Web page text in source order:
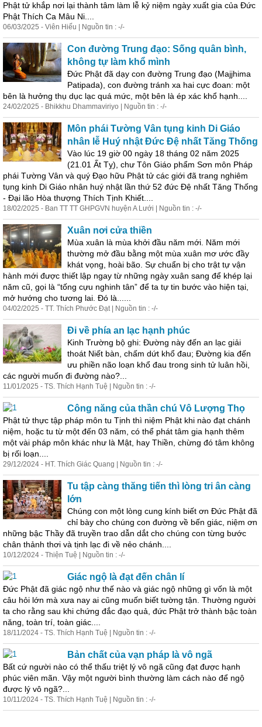
Phật tử khắp nơi lại thành tâm làm lễ kỷ niệm ngày xuất gia của Đức
Phật Thích Ca Mâu Ni....
06/03/2025 - Viên Hiếu | Nguồn tin : -/-
Con đường Trung đạo: Sống quân bình,
không tự làm khổ mình
Đức Phật đã dạy con đường Trung đạo (Majjhima
Patipada), con đường tránh xa hai cực đoan: một
bên là hưởng thụ dục lạc quá mức, một bên là ép xác khổ hạnh....
24/02/2025 - Bhikkhu Dhammaviriyo | Nguồn tin : -/-
Môn phái Tường Vân tụng kinh Di Giáo
nhân lễ Huý nhật Đức Đệ nhất Tăng Thống
Vào lúc 19 giờ 00 ngày 18 tháng 02 năm 2025
(21.01 Ất Tỵ), chư Tôn Giáo phẩm Sơn môn Pháp
phái Tường Vân và quý Đạo hữu Phật tử các giới đã trang nghiêm
tụng kinh Di Giáo nhân huý nhật lần thứ 52 đức Đệ nhất Tăng Thống
- Đại lão Hòa thượng Thích Tịnh Khiết....
18/02/2025 - Ban TT TT GHPGVN huyện A Lưới | Nguồn tin : -/-
Xuân nơi cửa thiền
Mùa xuân là mùa khởi đầu năm mới. Năm mới
thường mở đầu bằng một mùa xuân mơ ước đầy
khát vọng, hoài bão. Sự chuẩn bị cho trật tự vận
hành mới được thiết lập ngay từ những ngày xuân sang để khép lại
năm cũ, gọi là “tống cựu nghinh tân” để ta tự tin bước vào hiện tại,
mở hướng cho tương lai. Đó là......
04/02/2025 - TT. Thích Phước Đạt | Nguồn tin : -/-
Đi về phía an lạc hạnh phúc
Kinh Trường bộ ghi: Đường này đến an lạc giải
thoát Niết bàn , chấm dứt khổ đau; Đường kia đến
ưu phiền não loạn khổ đau trong sinh tử luân hồi,
các người muốn đi đường nào?...
11/01/2025 - TS. Thích Hạnh Tuệ | Nguồn tin : -/-
Công năng của thần chú Vô Lượng Thọ
Phật tử thực tập pháp môn tu Tịnh thì niệm Phật khi nào đạt chánh
niệm, hoặc tu từ một đến 03 năm, có thể phát tâm gia hạnh thêm
một vài pháp môn khác như là Mật, hay Thiền, chừng đó tâm không
bị rối loạn....
29/12/2024 - HT. Thích Giác Quang | Nguồn tin : -/-
Tu tập càng thăng tiến thì lòng tri ân càng
lớn
Chúng con một lòng cung kính biết ơn Đức Phật đã
chỉ bày cho chúng con đường về bến giác, niệm ơn
những bậc Thầy đã truyền trao dẫn dắt cho chúng con từng bước
chân thảnh thơi và tịnh lạc đi về nẻo chánh....
10/12/2024 - Thiện Tuệ | Nguồn tin : -/-
Giác ngộ là đạt đến chân lí
Đức Phật đã giác ngộ như thế nào và giác ngộ những gì vốn là một
câu hỏi lớn mà xưa nay ai cũng muốn biết tường tận. Thường người
ta cho rằng sau khi chứng đắc đạo quả, đức Phật trở thành bậc toàn
năng, toàn trí, toàn giác....
18/11/2024 - TS. Thích Hạnh Tuệ | Nguồn tin : -/-
Bản chất của vạn pháp là vô ngã
Bất cứ người nào có thể thấu triệt lý vô ngã cũng đạt được hạnh
phúc viên mãn. Vậy một người bình thường làm cách nào để ngộ
được lý vô ngã?...
10/11/2024 - TS. Thích Hạnh Tuệ | Nguồn tin : -/-